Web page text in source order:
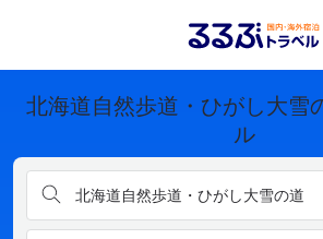
北海道自然歩道・ひがし大雪
ル
北海道自然歩道・ひがし大雪の道